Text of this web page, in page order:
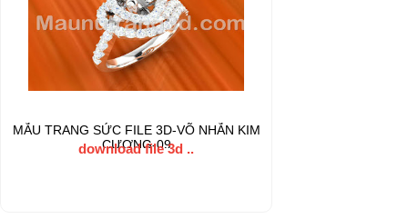
MẪU TRANG SỨC FILE 3D-VÕ NHẪN KIM
CƯƠNG-09
download file 3d ..